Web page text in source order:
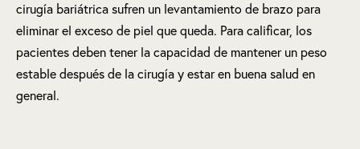
cirugía bariátrica sufren un levantamiento de brazo para
eliminar el exceso de piel que queda. Para calificar, los
pacientes deben tener la capacidad de mantener un peso
estable después de la cirugía y estar en buena salud en
general.